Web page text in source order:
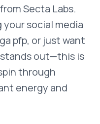
Secta Labs.
social media
pfp, or just want
out—this is
through
energy and